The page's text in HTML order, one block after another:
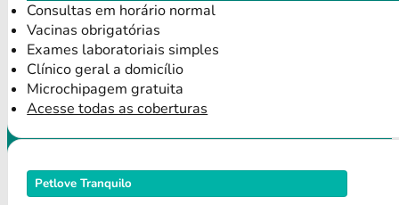
Consultas em horário normal
Vacinas obrigatórias
Exames laboratoriais simples
Clínico geral a domicílio
Microchipagem gratuita
Acesse todas as coberturas
Petlove Tranquilo